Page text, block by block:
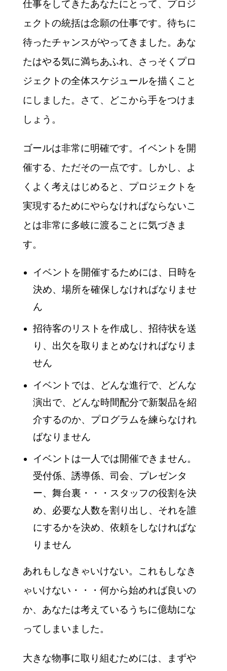
仕事をしてきたあなたにとって、プロジ
ェクトの統括は念願の仕事です。待ちに
待ったチャンスがやってきました。あな
たはやる気に満ちあふれ、さっそくプロ
ジェクトの全体スケジュールを描くこと
にしました。さて、どこから手をつけま
しょう。
ゴールは非常に明確です。イベントを開
催する、ただその一点です。しかし、よ
くよく考えはじめると、プロジェクトを
実現するためにやらなければならないこ
とは非常に多岐に渡ることに気づきま
す。
イベントを開催するためには、日時を
決め、場所を確保しなければなりませ
ん
招待客のリストを作成し、招待状を送
り、出欠を取りまとめなければなりま
せん
イベントでは、どんな進行で、どんな
演出で、どんな時間配分で新製品を紹
介するのか、プログラムを練らなけれ
ばなりません
イベントは一人では開催できません。
受付係、誘導係、司会、プレゼンタ
ー、舞台裏・・・スタッフの役割を決
め、必要な人数を割り出し、それを誰
にするかを決め、依頼をしなければな
りません
あれもしなきゃいけない。これもしなき
ゃいけない・・・何から始めれば良いの
か、あなたは考えているうちに億劫にな
ってしまいました。
大きな物事に取り組むためには、まずや